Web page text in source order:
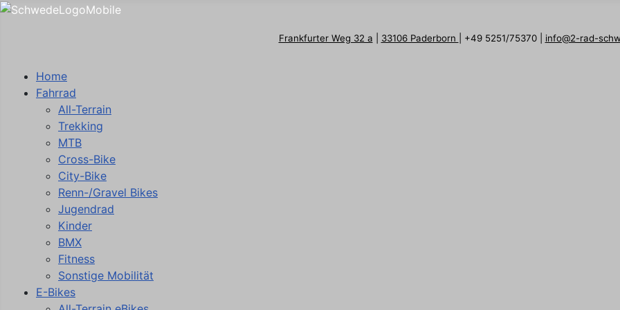
Frankfurter Weg 32 a 33106 Paderborn | +49 5251/75370 | info@2-rad-
Home
Fahrrad
All-Terrain
Trekking
MTB
Cross-Bike
City-Bike
Renn-/Gravel Bikes
Jugendrad
Kinder
BMX
Fitness
Sonstige Mobilität
E-Bikes